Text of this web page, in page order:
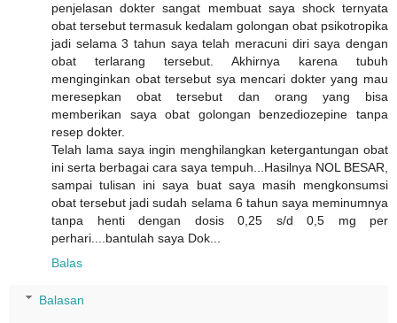
penjelasan dokter sangat membuat saya shock ternyata
obat tersebut termasuk kedalam golongan obat psikotropika
jadi selama 3 tahun saya telah meracuni diri saya dengan
obat terlarang tersebut. Akhirnya karena tubuh
menginginkan obat tersebut sya mencari dokter yang mau
meresepkan obat tersebut dan orang yang bisa
memberikan saya obat golongan benzediozepine tanpa
resep dokter.
Telah lama saya ingin menghilangkan ketergantungan obat
ini serta berbagai cara saya tempuh...Hasilnya NOL BESAR,
sampai tulisan ini saya buat saya masih mengkonsumsi
obat tersebut jadi sudah selama 6 tahun saya meminumnya
tanpa henti dengan dosis 0,25 s/d 0,5 mg per
perhari....bantulah saya Dok...
Balas
Balasan